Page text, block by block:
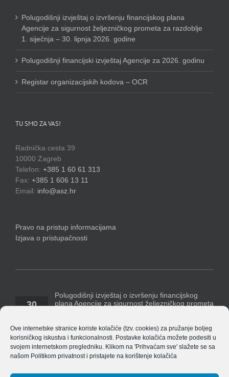
Ove internetske stranice koriste kolačiće (tzv. cookies) za pružanje boljeg
korisničkog iskustva i funkcionalnosti. Postavke kolačića možete podesiti u
svojem internetskom pregledniku. Klikom na 'Prihvaćam sve' slažete se sa
našom Politikom privatnosti pristajete na korištenje kolačića
Polugodišnji izvještaj o izvršenju financijskog plana
Agencije za sigurnost željezničkog prometa za razdoblje
1. siječnja – 30. lipnja 2026. godine
Polugodišnji financijski izvještaj Agencije za 2026. godinu
Registar organizacijskih kodova – OCR
TU SMO ZA VAS!
Radnička cesta 39
10000 Zagreb
Telefon: +385 1 60 61 313
Fax: +385 1 606 13 11
Email: info@asz.hr
Pravo na pristup informacijama
Izjava o pristupačnosti
30
Polugodišnji izvještaj o izvršenju financijskog
plana Agencije za sigurnost željezničkog prometa
14
Polugodišnji financijski izvještaj Agencije za 2026.
godinu